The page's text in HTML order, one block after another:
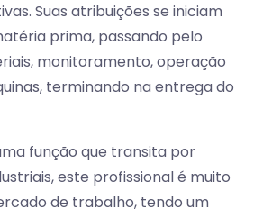
Suas atribuições se iniciam
prima, passando pelo
monitoramento, operação
terminando na entrega do
função que transita por
este profissional é muito
de trabalho, tendo um